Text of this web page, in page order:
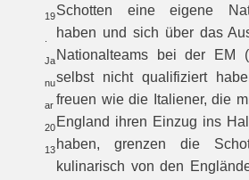
19
Ja
nu
ar
20
13
Schotten eine eigene
haben und sich über das
Nationalteams bei der EM
selbst nicht qualifiziert
freuen wie die Italiener, die
England ihren Einzug ins
haben, grenzen die
kulinarisch von den